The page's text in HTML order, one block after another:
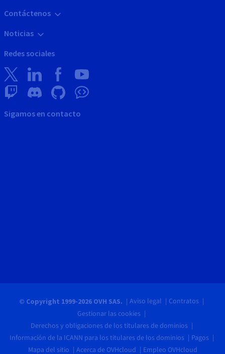
Contáctenos
Noticias
Redes sociales
Sigamos en contacto
© Copyright 1999-2026 OVH SAS. Aviso legal
Contratos
Gestionar las cookies
Derechos y obligaciones de los titulares de dominios
Información de la ICANN para los titulares de los dominios
Pagos
Mapa del sitio
Acerca de OVHcloud Empleo OVHcloud